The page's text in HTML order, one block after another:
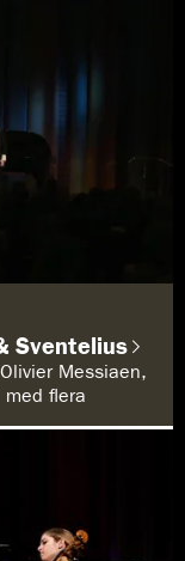
Sventelius
Messiaen,
flera